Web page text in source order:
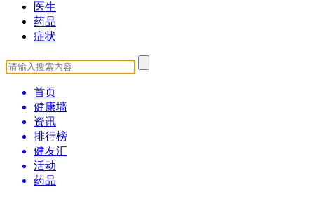
医生
药品
症状
首页
健康墙
资讯
排行榜
健友汇
活动
药品